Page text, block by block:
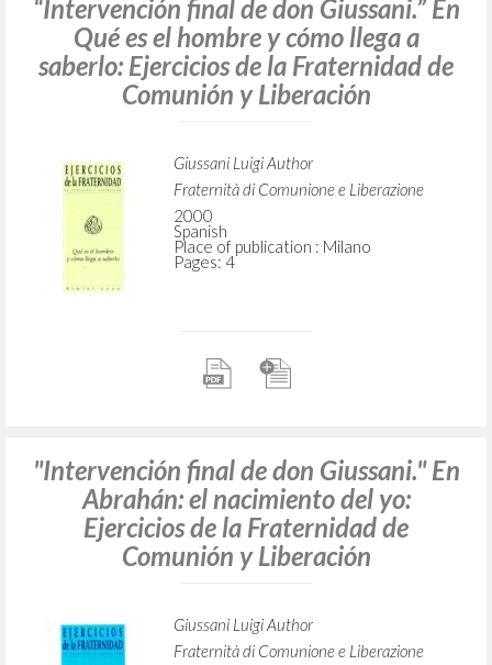
“Intervención final de don Giussani.” En
Qué es el hombre y cómo llega a
saberlo: Ejercicios de la Fraternidad de
Comunión y Liberación
Giussani Luigi Author
Fraternità di Comunione e Liberazione
2000
Spanish
Place of publication : Milano
Pages: 4
"Intervención final de don Giussani." En
Abrahán: el nacimiento del yo:
Ejercicios de la Fraternidad de
Comunión y Liberación
Giussani Luigi Author
Fraternità di Comunione e Liberazione